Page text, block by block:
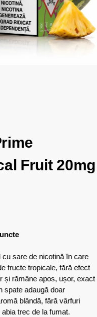
Fruit 20mg
cu sare de nicotină în care
fructe tropicale, fără efect
și rămâne apos, ușor, exact
spate adaugă doar
blândă, fără vârfuri
trec de la fumat.